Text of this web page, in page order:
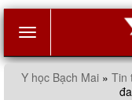
Y học Bạch Mai » Tin